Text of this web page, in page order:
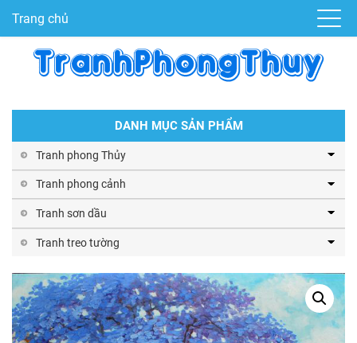
Trang chủ
DANH MỤC SẢN PHẨM
Tranh phong Thủy
Tranh phong cảnh
Tranh sơn dầu
Tranh treo tường